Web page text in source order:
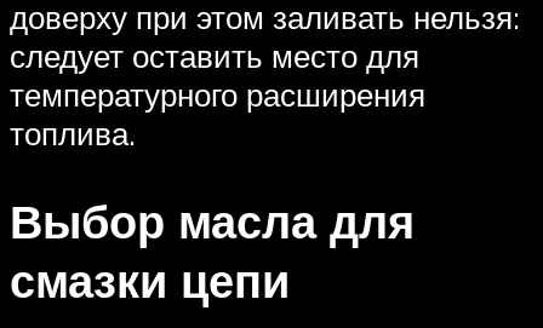
доверху при этом заливать нельзя:
следует оставить место для
температурного расширения
топлива.
Выбор масла для
смазки цепи